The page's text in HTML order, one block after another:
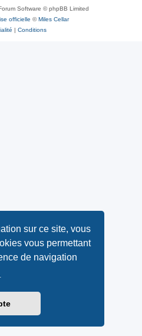
sur ce site, vous
vous permettant
de navigation
Software © phpBB Limited
officielle ©Miles Cellar
| Conditions